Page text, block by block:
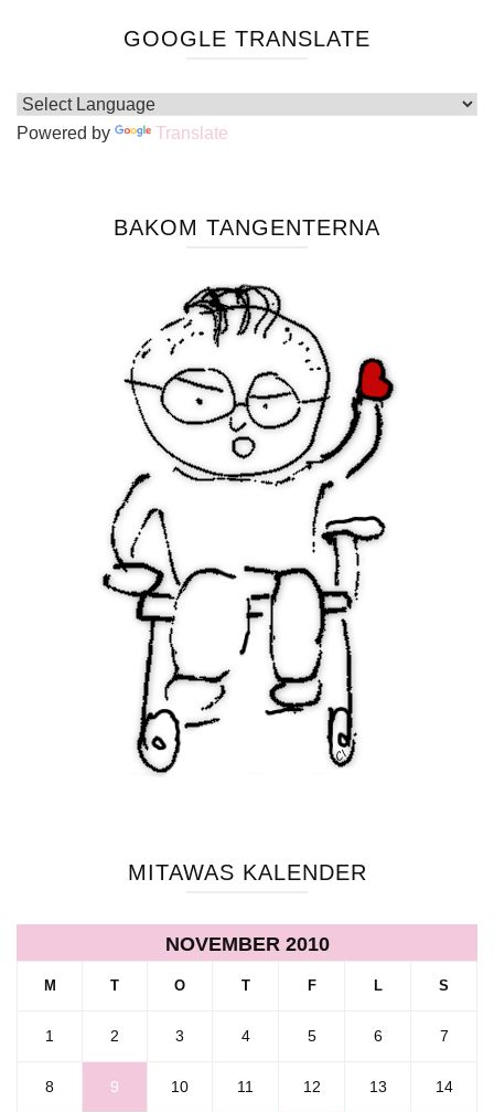
GOOGLE TRANSLATE
Powered by Translate
BAKOM TANGENTERNA
MITAWAS KALENDER
NOVEMBER 2010
M T O T F L S
1 2 3 4 5 6 7
8 9 10 11 12 13 14